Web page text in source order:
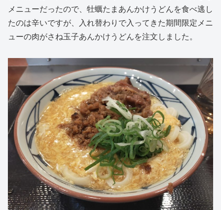
メニューだったので、牡蠣たまあんかけうどんを食べ逃し
たのは辛いですが、入れ替わりで入ってきた期間限定メニ
ューの肉がさね玉子あんかけうどんを注文しました。